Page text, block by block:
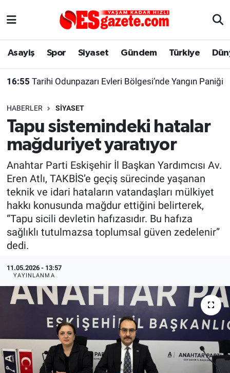
Asayiş Spor Siyaset Gündem Türkiye
16:55 Tarihi Odunpazarı Evleri Bölgesi’nde Yangın Paniği
HABERLER SIYASET
Tapu sistemindeki hatalar
mağduriyet yaratıyor
Anahtar Parti Eskişehir İl Başkan Yardımcısı Av.
Eren Atlı, TAKBİS’e geçiş sürecinde yaşanan
teknik ve idari hataların vatandaşları mülkiyet
hakkı konusunda mağdur ettiğini belirterek,
“Tapu sicili devletin hafızasıdır. Bu hafıza
sağlıklı tutulmazsa toplumsal güven zedelenir”
dedi.
11.05.2026 - 13:57
YAYINLANMA
Asayiş
Gündem
Türkiye
Dünya
Sağlık
Alış-Veriş/İş dünyası
Yaşam
Eskişehirspor Arşivi
Eskişehir Arşivi
Röportaj
Ekonomi
Kültür Sanat
Politika
Bilecik
Kütahya
Gezi
Genel
Eskişehir Nöbetçi Eczaneler
Süper Lig Puan Durumu ve Fikstür
Tüm Manşetler
Son Dakika Haberleri
Haber Arşivi